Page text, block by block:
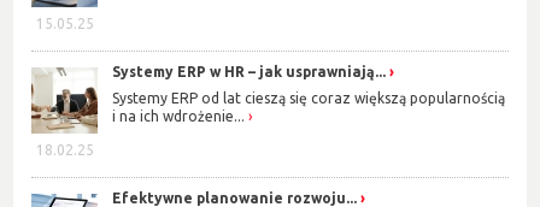
15.05.25
18.02.25
Systemy ERP w HR – jak usprawniają...
Systemy ERP od lat cieszą się coraz większą popularnością
i na ich wdrożenie...
Efektywne planowanie rozwoju...